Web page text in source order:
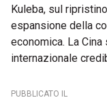
Kuleba, sul
espansione della
economica. La
internazionale
PUBBLICATO IL